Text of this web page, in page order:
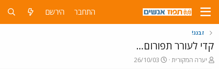
התחבר הירשם
זבנג!
קדי לעורר תפורום...
פ
יערה המקורית
פ
26/10/03